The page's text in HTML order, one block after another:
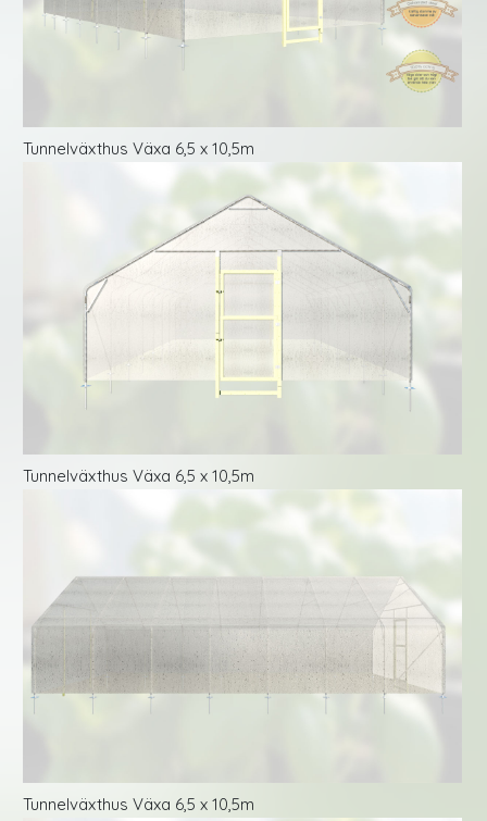
Tunnelväxthus Växa 6,5 x 10,5m
Tunnelväxthus Växa 6,5 x 10,5m
Tunnelväxthus Växa 6,5 x 10,5m